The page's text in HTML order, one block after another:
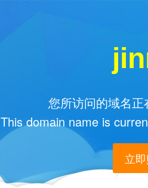
您所访问的域名
This domain name is
立